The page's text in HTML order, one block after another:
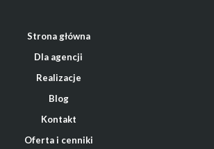
Strona główna
Dla agencji
Realizacje
Blog
Kontakt
Oferta i cenniki